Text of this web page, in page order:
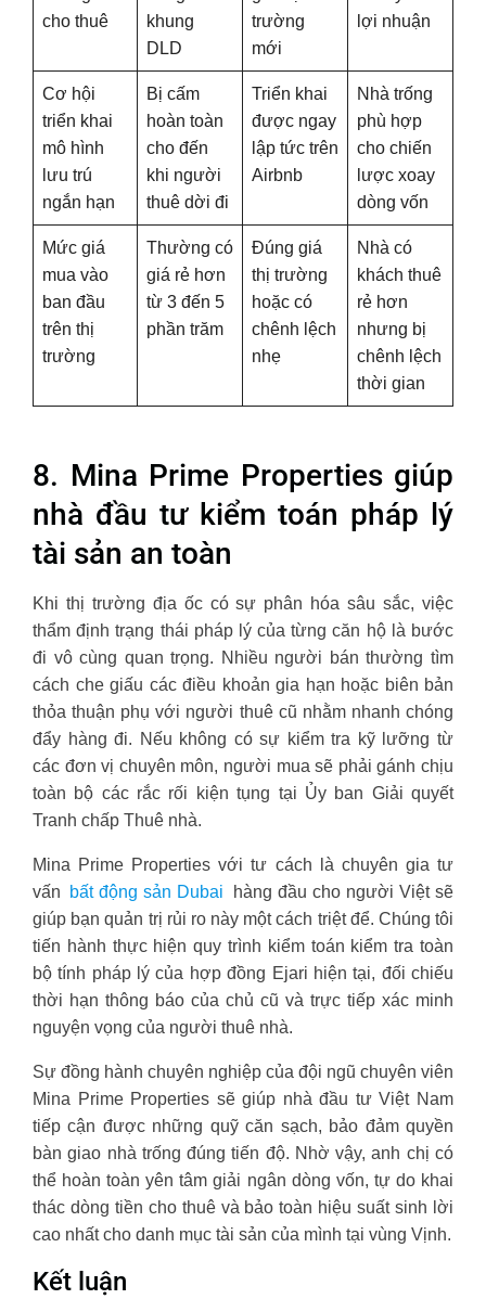
cho thuê
khung
DLD
trường
mới
lợi nhuận
Cơ hội
triển khai
mô hình
lưu trú
ngắn hạn
Bị cấm
hoàn toàn
cho đến
khi người
thuê dời đi
Triển khai
được ngay
lập tức trên
Airbnb
Nhà trống
phù hợp
cho chiến
lược xoay
dòng vốn
Mức giá
mua vào
ban đầu
trên thị
trường
Thường có
giá rẻ hơn
từ 3 đến 5
phần trăm
Đúng giá
thị trường
hoặc có
chênh lệch
nhẹ
Nhà có
khách thuê
rẻ hơn
nhưng bị
chênh lệch
thời gian
8. Mina Prime Properties giúp
nhà đầu tư kiểm toán pháp lý
tài sản an toàn
Khi thị trường địa ốc có sự phân hóa sâu sắc, việc
thẩm định trạng thái pháp lý của từng căn hộ là bước
đi vô cùng quan trọng. Nhiều người bán thường tìm
cách che giấu các điều khoản gia hạn hoặc biên bản
thỏa thuận phụ với người thuê cũ nhằm nhanh chóng
đẩy hàng đi. Nếu không có sự kiểm tra kỹ lưỡng từ
các đơn vị chuyên môn, người mua sẽ phải gánh chịu
toàn bộ các rắc rối kiện tụng tại Ủy ban Giải quyết
Tranh chấp Thuê nhà.
Mina Prime Properties với tư cách là chuyên gia tư
vấn
bất động sản Dubai
hàng đầu cho người Việt sẽ
giúp bạn quản trị rủi ro này một cách triệt để. Chúng tôi
tiến hành thực hiện quy trình kiểm toán kiểm tra toàn
bộ tính pháp lý của hợp đồng Ejari hiện tại, đối chiếu
thời hạn thông báo của chủ cũ và trực tiếp xác minh
nguyện vọng của người thuê nhà.
Sự đồng hành chuyên nghiệp của đội ngũ chuyên viên
Mina Prime Properties sẽ giúp nhà đầu tư Việt Nam
tiếp cận được những quỹ căn sạch, bảo đảm quyền
bàn giao nhà trống đúng tiến độ. Nhờ vậy, anh chị có
thể hoàn toàn yên tâm giải ngân dòng vốn, tự do khai
thác dòng tiền cho thuê và bảo toàn hiệu suất sinh lời
cao nhất cho danh mục tài sản của mình tại vùng Vịnh.
Kết luận